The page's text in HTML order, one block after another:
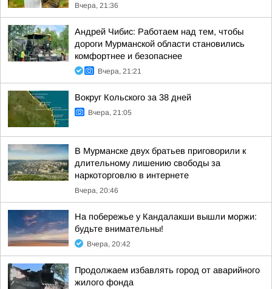
Вчера, 21:36
Андрей Чибис: Работаем над тем, чтобы
дороги Мурманской области становились
комфортнее и безопаснее
Вчера, 21:21
Вокруг Кольского за 38 дней
Вчера, 21:05
В Мурманске двух братьев приговорили к
длительному лишению свободы за
наркоторговлю в интернете
Вчера, 20:46
На побережье у Кандалакши вышли моржи:
будьте внимательны!
Вчера, 20:42
Продолжаем избавлять город от аварийного
жилого фонда